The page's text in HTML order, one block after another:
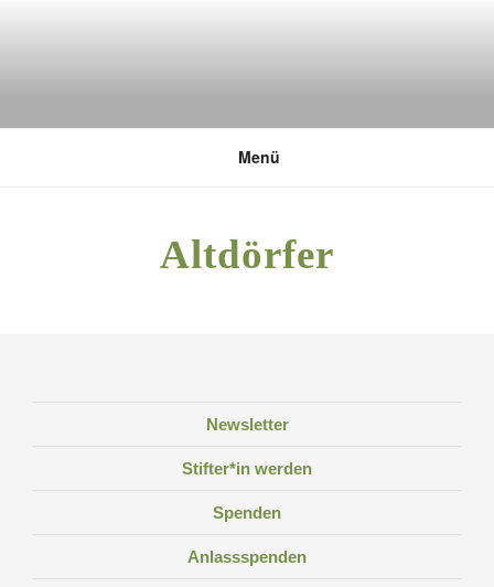
DEUTSCHE UMWELTSTIFTUNG
Menü
Altdörfer
Newsletter
Stifter*in werden
Spenden
Anlassspenden